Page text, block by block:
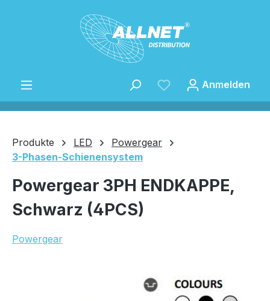
Zum Hauptinhalt springen
Speichern
Anmelden
Produkte LED
Powergear
3-Phasen-Schienensystem
Powergear 3PH ENDKAPPE,
Schwarz (4PCS)
Powergear